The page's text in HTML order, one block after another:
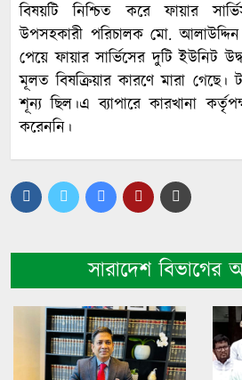
বিষয়টি নিশ্চিত করে ফায়ার
উপসহকারী পরিচালক মো.
পেয়ে ফায়ার সার্ভিসের দুটি ইউনিট
মূলত বিষক্রিয়ার কারণে মারা গেছে।
শূন্য ছিল।এ ব্যাপারে কারখানা
করেননি।
সারাদেশ